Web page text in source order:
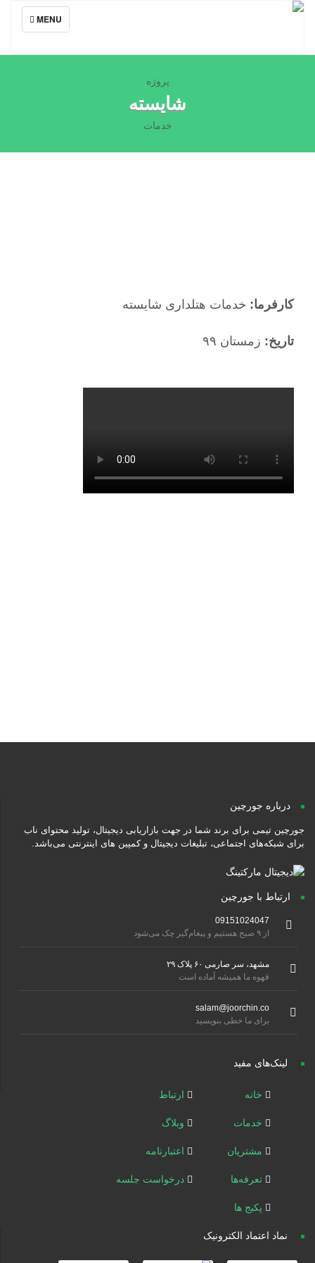
TOGGLE
NAVIGATION
MENU
پروژه
شایسته
خدمات
کارفرما: خدمات هتلداری شایسته
تاریخ: زمستان ۹۹
درباره جورچین
جورچین تیمی برای برند شما در جهت بازاریابی دیجیتال، تولید محتوای ناب
برای شبکه‌های اجتماعی، تبلیغات دیجیتال و کمپین های اینترنتی می‌باشد.
ارتباط با جورچین
09151024047
از ۹ صبح هستیم و پیغام‌گیر چک می‌شود
مشهد، سر صارمی ۶۰ پلاک ۲۹
قهوه ما همیشه آماده است
salam@joorchin.co
برای ما خطی بنویسید
لینک‌های مفید
خانه
خدمات
مشتریان
تعرفه‌ها
پکیج ها
ارتباط
وبلاگ
اعتبارنامه
درخواست جلسه
نماد اعتماد الکترونیک